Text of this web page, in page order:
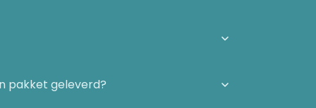
pakket geleverd?